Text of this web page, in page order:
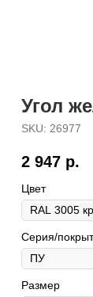
Угол
SKU: 26977
2 947 р.
Цвет
Серия/
Размер